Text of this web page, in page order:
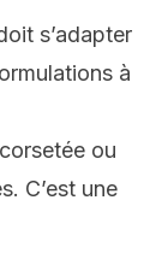
s’adapter
à
ou
C’est une